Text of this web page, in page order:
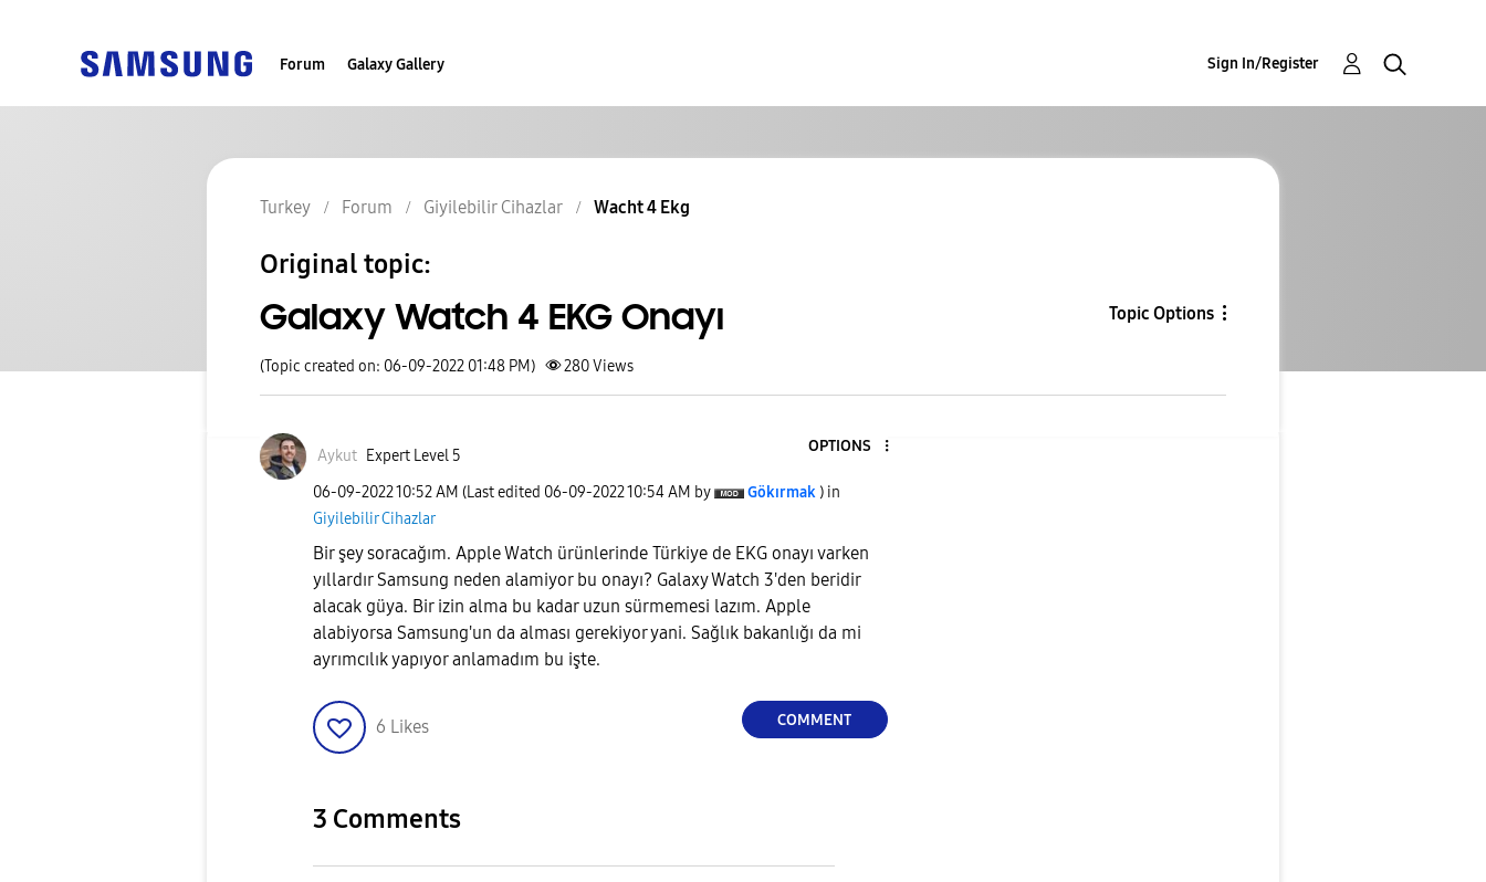
Forum Galaxy Gallery Sign In/Register
Turkey Forum Giyilebilir Cihazlar Wacht 4 Ekg
Original topic:
Galaxy Watch 4 EKG Onayı Topic Options
(Topic created on: 06-09-2022 01:48 PM) 280Views
Aykut Expert Level 5
OPTIONS
‎06-09-202210:52 AM (Last edited ‎06-09-202210:54 AM by Gökırmak ) in
Giyilebilir Cihazlar
Bir şey soracağım. Apple Watch ürünlerinde Türkiye de EKG onayı varken
yıllardır Samsung neden alamiyor bu onayı? Galaxy Watch 3'den beridir
alacak güya. Bir izin alma bu kadar uzun sürmemesi lazım. Apple
alabiyorsa Samsung'un da alması gerekiyor yani. Sağlık bakanlığı da mi
ayrımcılık yapıyor anlamadım bu işte.
6 Likes COMMENT
3 Comments